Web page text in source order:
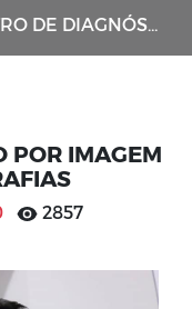
POR IMAGEM REALIZA ULTRASSONOGRAFIAS
POR IMAGEM
2857